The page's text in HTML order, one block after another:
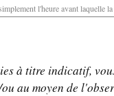
l'heure avant laquelle
à titre indicatif,
au moyen de